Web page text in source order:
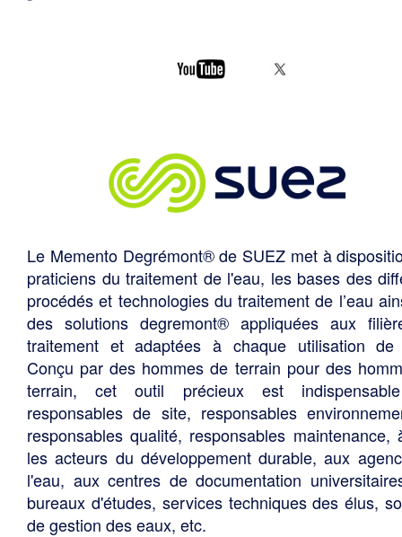
Le Memento Degrémont® de SUEZ met à
praticiens du traitement de l'eau, les bases des
procédés et technologies du traitement de l’eau
des solutions degremont® appliquées aux
traitement et adaptées à chaque utilisation de
Conçu par des hommes de terrain pour des
terrain, cet outil précieux est
responsables de site, responsables
responsables qualité, responsables maintenance,
les acteurs du développement durable, aux
l'eau, aux centres de documentation
bureaux d'études, services techniques des élus,
de gestion des eaux, etc.